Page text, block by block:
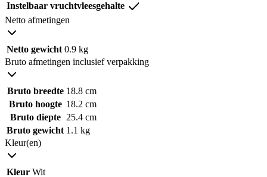
Instelbaar vruchtvleesgehalte
Netto afmetingen
Netto gewicht 0.9 kg
Bruto afmetingen inclusief verpakking
Bruto breedte 18.8 cm
Bruto hoogte 18.2 cm
Bruto diepte
25.4 cm
Bruto gewicht 1.1 kg
Kleur(en)
Kleur Wit